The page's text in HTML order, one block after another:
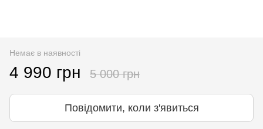
Немає в наявності
4 990 грн 5 000 грн
Повідомити, коли з'явиться